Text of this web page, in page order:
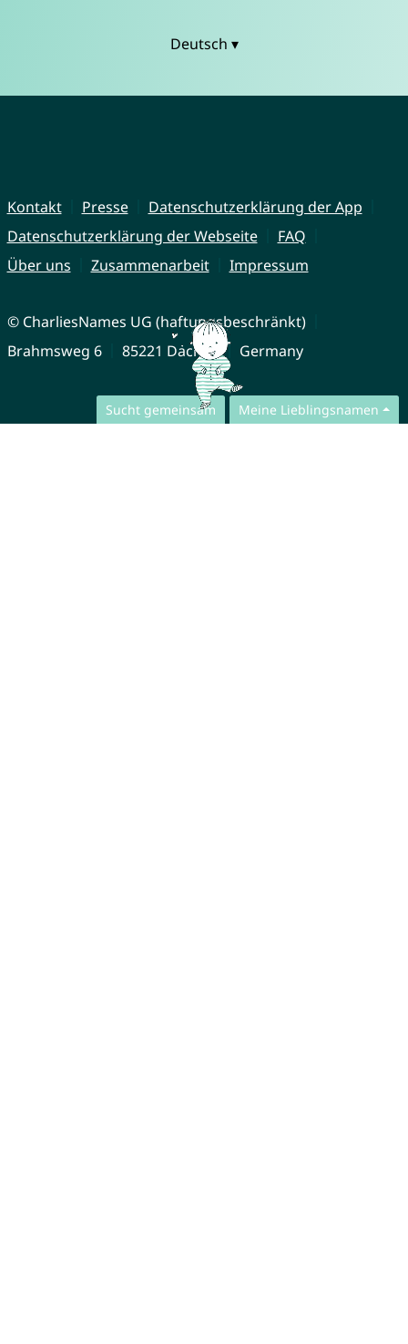
Sucht gemeinsam Meine Lieblingsnamen
Deutsch ▾
Kontakt Presse
Datenschutzerklärung der App
Datenschutzerklärung der Webseite
FAQ
Über uns
Zusammenarbeit Impressum
© CharliesNames UG (haftungsbeschränkt)
Brahmsweg 6
85221 Dachau Germany